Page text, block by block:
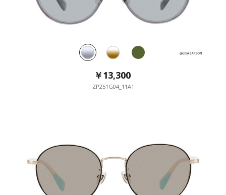
￥13,300
ZP251G04_11A1
￥13,300
￥13,300